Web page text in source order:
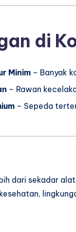
di
Minim – Banyak
– Rawan
– Sepeda
dari sekadar